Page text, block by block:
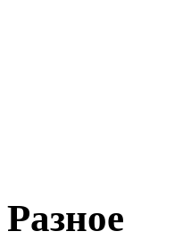
Разное